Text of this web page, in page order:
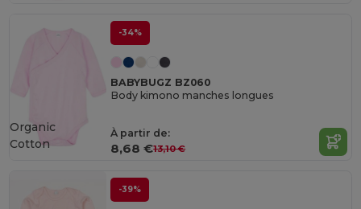
-34%
BABYBUGZ BZ060
Body kimono manches longues
À partir de:
8,68 €13,10 €
Organic
Cotton
-39%